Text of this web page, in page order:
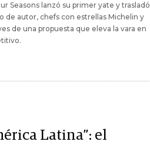
Seasons lanzó su primer yate y trasladó
de autor, chefs con estrellas Michelin y
de una propuesta que eleva la vara en
Latina”: el